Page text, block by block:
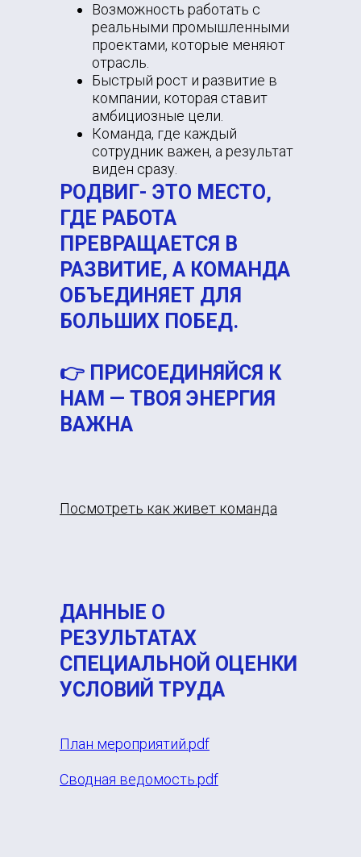
Возможность работать с
реальными промышленными
проектами, которые меняют
отрасль.
Быстрый рост и развитие в
компании, которая ставит
амбициозные цели.
Команда, где каждый
сотрудник важен, а результат
виден сразу.
Посмотреть как живет команда
РОДВИГ- ЭТО МЕСТО,
ГДЕ РАБОТА
ПРЕВРАЩАЕТСЯ В
РАЗВИТИЕ, А КОМАНДА
ОБЪЕДИНЯЕТ ДЛЯ
БОЛЬШИХ ПОБЕД.
👉 ПРИСОЕДИНЯЙСЯ К
НАМ — ТВОЯ ЭНЕРГИЯ
ВАЖНА
ДАННЫЕ О
РЕЗУЛЬТАТАХ
СПЕЦИАЛЬНОЙ ОЦЕНКИ
УСЛОВИЙ ТРУДА
План мероприятий.pdf
Сводная ведомость.pdf